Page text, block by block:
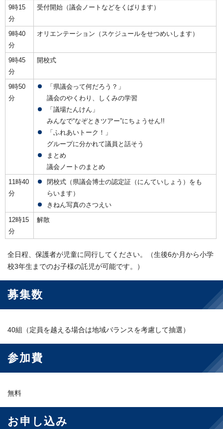
9時15
分
受付開始（議会ノートなどをくばります）
9時40
分
オリエンテーション（スケジュールをせつめいします）
9時45
分
開校式
9時50
分
「県議会って何だろう？」
議会のやくわり、しくみの学習
「議場たんけん」
みんなで“なぞときツアー”にちょうせん!!
「ふれあいトーク！」
グループに分かれて議員と話そう
まとめ
議会ノートのまとめ
11時40
分
閉校式（県議会博士の認定証（にんていしょう）をも
らいます）
きねん写真のさつえい
12時15
分
解散
全日程、保護者が児童に同行してください。（生後6か月から小学
校3年生までのお子様の託児が可能です。）
募集数
40組（定員を越える場合は地域バランスを考慮して抽選）
参加費
無料
お申し込み